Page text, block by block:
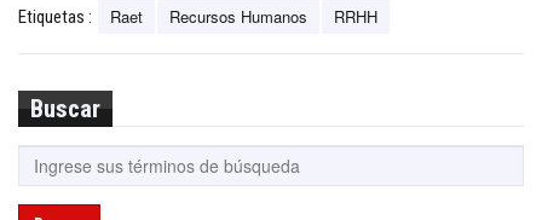
Etiquetas : Raet Recursos Humanos RRHH
Buscar